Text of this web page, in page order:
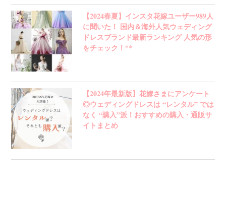
【2024春夏】インスタ花嫁ユーザー989人
に聞いた！ 国内＆海外人気ウェディング
ドレスブランド最新ランキング 人気の形
をチェック！**
【2024年最新版】花嫁さまにアンケート
◎ウェディングドレスは “レンタル” では
なく “購入”派！おすすめの購入・通販サ
イトまとめ